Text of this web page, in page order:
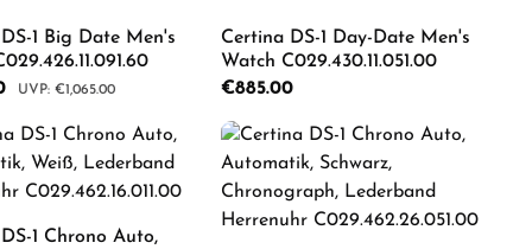
the buttons to increase or decrease
desired amount or use the buttons to
1 Big Date Men's
Regular price:
€1,065.00
Quantity: Enter the desired amount
Certina DS-1 Day-Date Men's
Watch C029.430.11.051.00
Regular price:
€885.00
Product Quantity:
1 Chrono Auto,